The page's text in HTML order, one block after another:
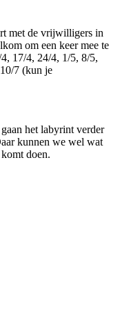
met de vrijwilligers in
om een keer mee te
17/4, 24/4, 1/5, 8/5,
7 (kun je
het labyrint verder
kunnen we wel wat
doen.